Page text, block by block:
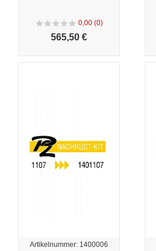
0,00 (0)
565,50 €
Artikelnummer: 1400006